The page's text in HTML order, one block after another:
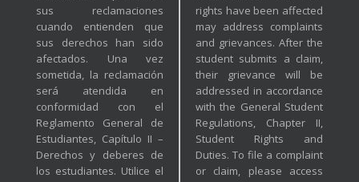
sus reclamaciones
cuando entienden que
sus derechos han sido
afectados. Una vez
sometida, la reclamación
será atendida en
conformidad con el
Reglamento General de
Estudiantes, Capítulo II –
Derechos y deberes de
los estudiantes. Utilice el
rights have been affected
may address complaints
and grievances. After the
student submits a claim,
their grievance will be
addressed in accordance
with the General Student
Regulations, Chapter II,
Student Rights and
Duties. To file a complaint
or claim, please access